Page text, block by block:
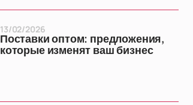
Поставки оптом: предложения,
которые изменят ваш бизнес
13/02/2026